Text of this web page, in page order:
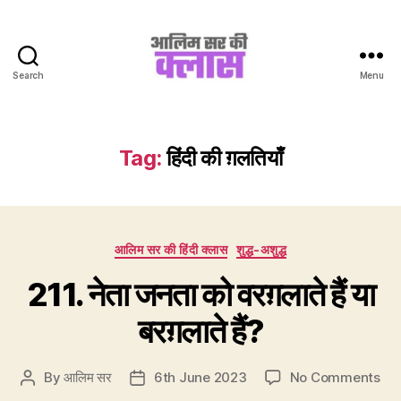
Search
Class
Menu
Tag:हिंदी की ग़लतियाँ
Categories
आलिम सर की हिंदी क्लास शुद्ध-अशुद्ध
211. नेता जनता को वरग़लाते हैं या
बरग़लाते हैं?
PostByआलिम सर
Post6th June 2023 No Commentson